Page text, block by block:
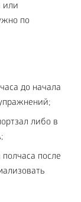
или
по
до начала
либо в
после